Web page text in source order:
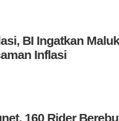
BI Ingatkan
Inflasi
160 Rider